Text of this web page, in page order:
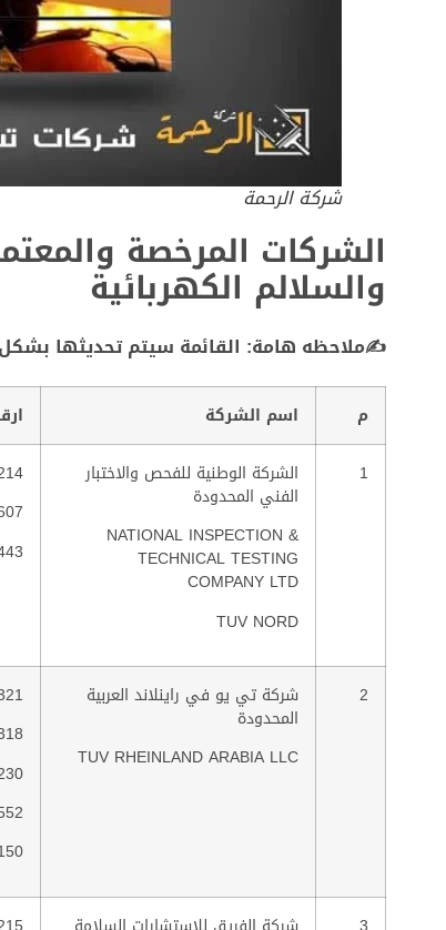
شركة الرحمة
الشركات المرخصة
والسلالم الكهربائية
✍ملاحظه هامة: القائمة سيتم تحديثها بشكل
م اسم الشركة
1
الشركة الوطنية للفحص والاختبار
الفني المحدودة
NATIONAL INSPECTION &
TECHNICAL TESTING
COMPANY LTD
TUV NORD
2 شركة تي يو في راينلاند العربية
المحدودة
TUV RHEINLAND ARABIA LLC